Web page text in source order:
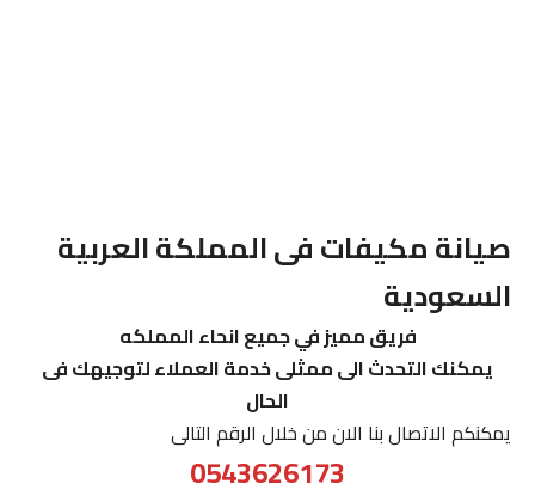
صيانة مكيفات فى المملكة العربية
السعودية
فريق مميز في جميع انحاء المملكه
يمكنك التحدث الى ممثلى خدمة العملاء لتوجيهك فى
الحال
يمكنكم الاتصال بنا الان من خلال الرقم التالى
0543626173